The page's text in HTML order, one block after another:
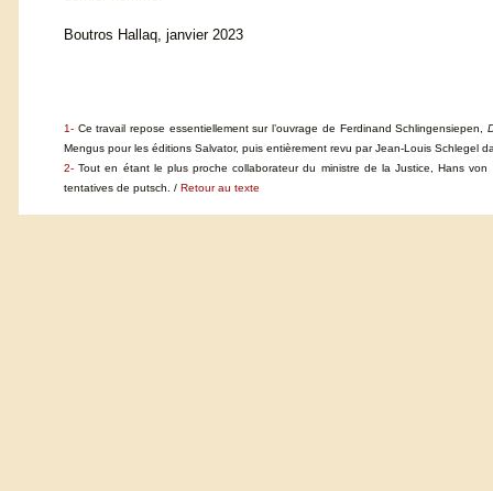
Boutros Hallaq, janvier 2023
1- Ce travail repose essentiellement sur l’ouvrage de Ferdinand Schlingensiepen,
Mengus pour les éditions Salvator, puis entièrement revu par Jean-Louis Schlegel
2-Tout en étant le plus proche collaborateur du ministre de la Justice, Hans
tentatives de putsch. / Retour au texte